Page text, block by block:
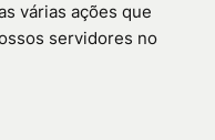
várias ações que
servidores no